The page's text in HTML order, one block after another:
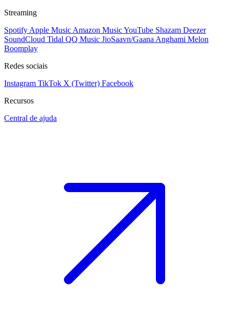
Streaming
Spotify Apple Music Amazon MusicYouTube Shazam Deezer
SoundCloud Tidal QQ Music JioSaavn/Gaana Anghami Melon
Boomplay
Redes sociais
Instagram TikTok X (Twitter) Facebook
Recursos
Central de ajuda